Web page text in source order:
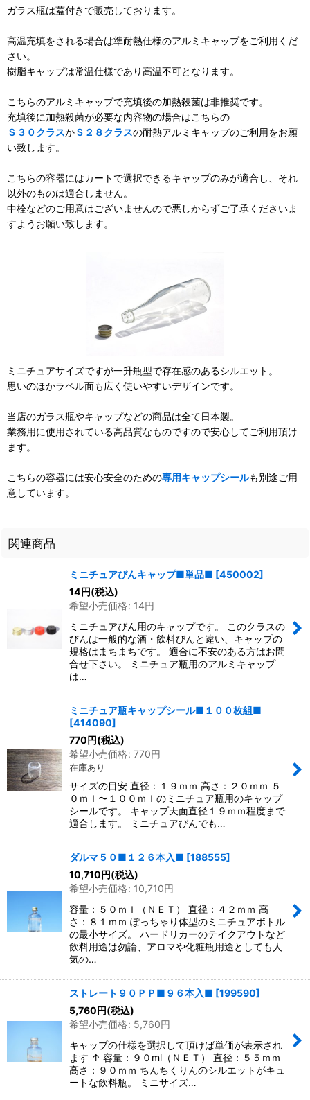
ガラス瓶は蓋付きで販売しております。
高温充填をされる場合は準耐熱仕様のアルミキャップをご利用くだ
さい。
樹脂キャップは常温仕様であり高温不可となります。
こちらのアルミキャップで充填後の加熱殺菌は非推奨です。
充填後に加熱殺菌が必要な内容物の場合はこちらの
Ｓ３０クラスかＳ２８クラスの耐熱アルミキャップのご利用をお願
い致します。
こちらの容器にはカートで選択できるキャップのみが適合し、それ
以外のものは適合しません。
中栓などのご用意はございませんので悪しからずご了承くださいま
すようお願い致します。
ミニチュアサイズですが一升瓶型で存在感のあるシルエット。
思いのほかラベル面も広く使いやすいデザインです。
当店のガラス瓶やキャップなどの商品は全て日本製。
業務用に使用されている高品質なものですので安心してご利用頂け
ます。
こちらの容器には安心安全のための専用キャップシールも別途ご用
意しています。
関連商品
ミニチュアびんキャップ■単品■ [450002]
14円(税込)
希望小売価格: 14円
ミニチュアびん用のキャップです。 このクラスの
びんは一般的な酒・飲料びんと違い、キャップの
規格はまちまちです。 適合に不安のある方はお問
合せ下さい。 ミニチュア瓶用のアルミキャップ
は…
ミニチュア瓶キャップシール■１００枚組■
[414090]
770円(税込)
希望小売価格: 770円
在庫あり
サイズの目安 直径：１９ｍｍ 高さ：２０ｍｍ ５
０ｍｌ〜１００ｍｌのミニチュア瓶用のキャップ
シールです。 キャップ天面直径１９ｍｍ程度まで
適合します。 ミニチュアびんでも…
ダルマ５０■１２６本入■ [188555]
10,710円(税込)
希望小売価格: 10,710円
容量：５０ｍｌ（ＮＥＴ） 直径：４２ｍｍ 高
さ：８１ｍｍ ぽっちゃり体型のミニチュアボトル
の最小サイズ。 ハードリカーのテイクアウトなど
飲料用途は勿論、アロマや化粧瓶用途としても人
気の…
ストレート９０ＰＰ■９６本入■ [199590]
5,760円(税込)
希望小売価格: 5,760円
キャップの仕様を選択して頂けば単価が表示され
ます ↑ 容量：９０ml（ＮＥＴ） 直径：５５ｍｍ
高さ：９０ｍｍ ちんちくりんのシルエットがキュ
ートな飲料瓶。 ミニサイズ…